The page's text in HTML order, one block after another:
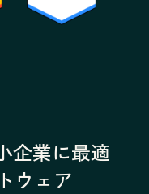
企業に最適
ウェア